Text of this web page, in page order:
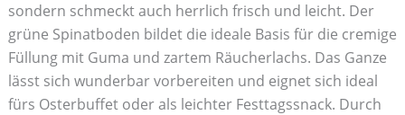
sondern schmeckt auch herrlich frisch und leicht. Der
grüne Spinatboden bildet die ideale Basis für die cremige
Füllung mit Guma und zartem Räucherlachs. Das Ganze
lässt sich wunderbar vorbereiten und eignet sich ideal
fürs Osterbuffet oder als leichter Festtagssnack. Durch